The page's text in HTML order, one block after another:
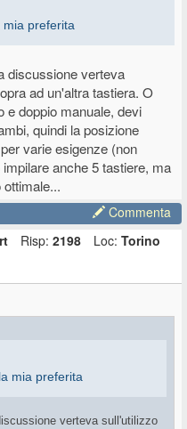
preferita
discussione verteva
ad un'altra tastiera. O
e doppio manuale, devi
quindi la posizione
varie esigenze (non
anche 5 tastiere, ma
Commenta
Risp: 2198 Loc: Torino
mia preferita
verteva sull'utilizzo